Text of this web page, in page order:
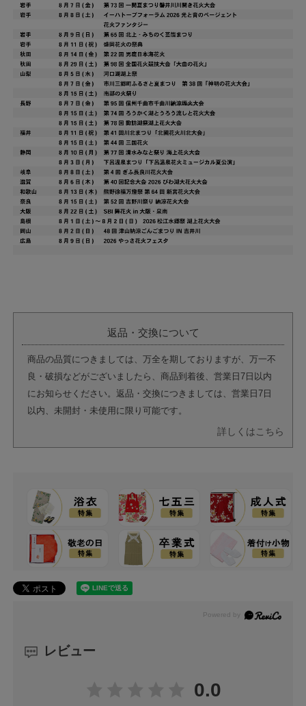
返品・交換について
商品の品質につきましては、万全を期しておりますが、万一不
良・破損などがございましたら、商品到着後、営業日7日以内
にお知らせください。返品・交換につきましては、営業日7日
以内、未開封・未使用に限り可能です。
詳しくはこちら
レビュー
0.0